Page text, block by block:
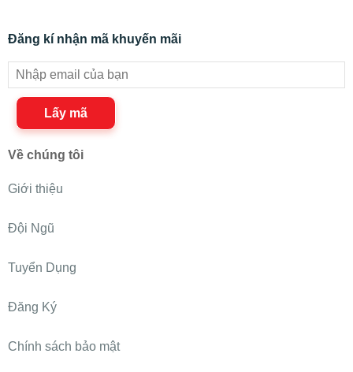
Đăng kí nhận mã khuyến mãi
Lấy mã
Về chúng tôi
Giới thiệu
Đội Ngũ
Tuyển Dụng
Đăng Ký
Chính sách bảo mật